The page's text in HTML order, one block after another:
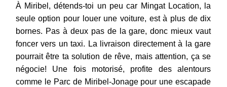
À Miribel, détends-toi un peu car Mingat Location, la
seule option pour louer une voiture, est à plus de dix
bornes. Pas à deux pas de la gare, donc mieux vaut
foncer vers un taxi. La livraison directement à la gare
pourrait être ta solution de rêve, mais attention, ça se
négocie! Une fois motorisé, profite des alentours
comme le Parc de Miribel-Jonage pour une escapade